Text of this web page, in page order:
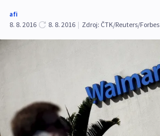
afi
8. 8. 2016
8. 8. 2016 | Zdroj: ČTK/Reuters/Forbes